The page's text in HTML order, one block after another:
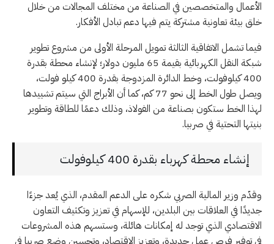
الأعمال والمتخصصين في الصناعة من مختلف المجالات من خلال
خلق بيئة تعاونية مشتركة يتم فيها دعم تبادل الأفكار.
فيما تشمل الاتفاقية الثالثة تمويل المرحلة الأولى من مشروع تطوير
شبكة النقل الكهربائية بقيمة 65 مليون دولار؛ لإنشاء محطة بقدرة
400 كيلوفولت، وخط الدائرة المزدوجة بقدرة 400 كيلو فولت،
ويصل طول الخط إلى نحو 77 كم، كما أن الأبراج التي سيتم تشييدها
لهذا الخط ستكون بصناعة من الفولاذ، وذلك دعمًا للطاقة وتطوير
بنيتها التحتية في صربيا.
إنشاء محطة كهرباء بقدرة 400 كيلوفولت
وقدّم وزير المالية الصربي شكره على الدعم المقدم، الذي يُعد جزءًا
جديدًا في العلاقات بين البلدين، للإسهام في تعزيز وتكثيف التعاون
الاقتصادي الذي توجد له إمكانات هائلة، وستسهم هذه المشروعات
في توفير فرص عمل جديدة، وتعزيز الاقتصاد، وتحسين وضع صربيا في